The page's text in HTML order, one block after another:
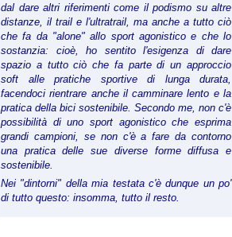
dal dare altri riferimenti come il podismo su altre
distanze, il trail e l'ultratrail, ma anche a tutto ciò
che fa da "alone" allo sport agonistico e che lo
sostanzia: cioè, ho sentito l'esigenza di dare
spazio a tutto ciò che fa parte di un approccio
soft alle pratiche sportive di lunga durata,
facendoci rientrare anche il camminare lento e la
pratica della bici sostenibile. Secondo me, non c'è
possibilità di uno sport agonistico che esprima
grandi campioni, se non c'è a fare da contorno
una pratica delle sue diverse forme diffusa e
sostenibile.
Nei "dintorni" della mia testata c'è dunque un po'
di tutto questo: insomma, tutto il resto.